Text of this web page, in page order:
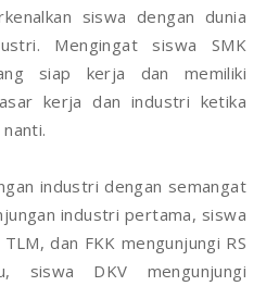
siswa dengan dunia
Mengingat siswa SMK
siap kerja dan memiliki
kerja dan industri ketika
industri dengan semangat
industri pertama, siswa
dan FKK mengunjungi RS
siswa DKV mengunjungi